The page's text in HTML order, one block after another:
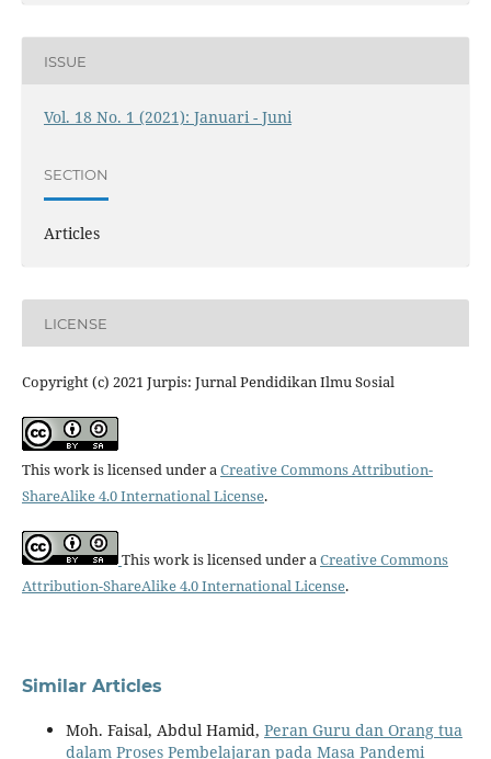
ISSUE
Vol. 18 No. 1 (2021): Januari - Juni
SECTION
Articles
LICENSE
Copyright (c) 2021 Jurpis: Jurnal Pendidikan Ilmu Sosial
This work is licensed under aCreative Commons Attribution-
ShareAlike 4.0 International License.
This work is licensed under aCreative Commons
Attribution-ShareAlike 4.0 International License.
Similar Articles
Moh. Faisal, Abdul Hamid, Peran Guru dan Orang tua
dalam Proses Pembelajaran pada Masa Pandemi